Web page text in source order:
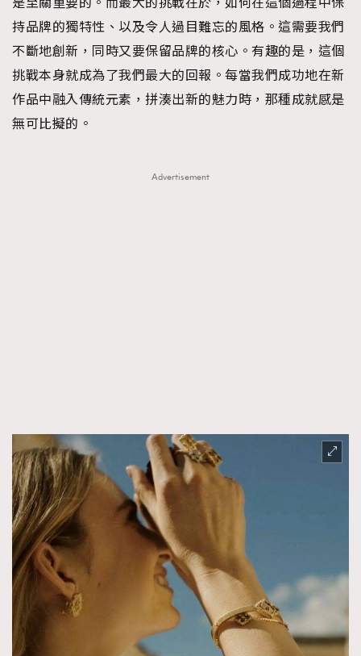
持品牌的獨特性、以及令人過目難忘的風格。這需要我們
不斷地創新，同時又要保留品牌的核心。有趣的是，這個
挑戰本身就成為了我們最大的回報。每當我們成功地在新
作品中融入傳統元素，拼湊出新的魅力時，那種成就感是
無可比擬的。
Advertisement